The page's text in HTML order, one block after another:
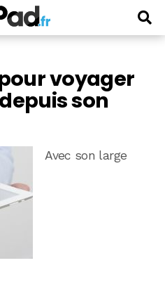
voyager
son
Avec son large